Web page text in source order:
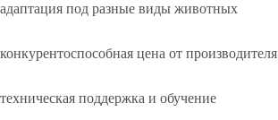
адаптация под разные виды животных
конкурентоспособная цена от производителя
техническая поддержка и обучение